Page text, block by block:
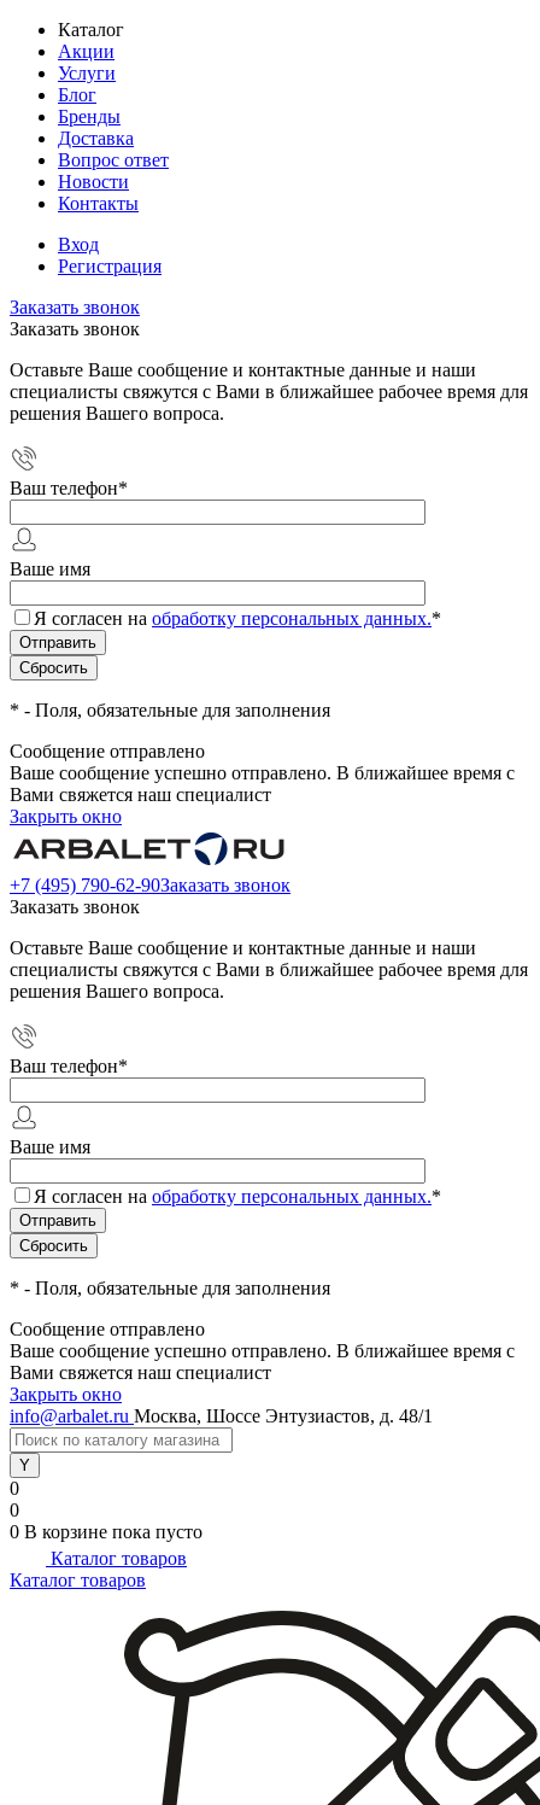
Каталог
Акции
Услуги
Блог
Бренды
Доставка
Вопрос ответ
Новости
Контакты
Вход
Регистрация
Заказать звонок
Заказать звонок
Оставьте Ваше сообщение и контактные данные и наши
специалисты свяжутся с Вами в ближайшее рабочее время для
решения Вашего вопроса.
Ваш телефон*
Ваше имя
Я согласен на обработку персональных данных.*
* - Поля, обязательные для заполнения
Сообщение отправлено
Ваше сообщение успешно отправлено. В ближайшее время с
Вами свяжется наш специалист
Закрыть окно
+7 (495) 790-62-90Заказать звонок
Заказать звонок
Оставьте Ваше сообщение и контактные данные и наши
специалисты свяжутся с Вами в ближайшее рабочее время для
решения Вашего вопроса.
Ваш телефон*
Ваше имя
Я согласен на обработку персональных данных.*
* - Поля, обязательные для заполнения
Сообщение отправлено
Ваше сообщение успешно отправлено. В ближайшее время с
Вами свяжется наш специалист
Закрыть окно
info@arbalet.ru Москва, Шоссе Энтузиастов, д. 48/1
0
0
0 В корзине пока пусто
Каталог товаров
Каталог товаров